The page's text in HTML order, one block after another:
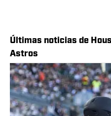
Últimas noticias de
Astros